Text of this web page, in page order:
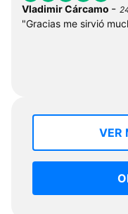
Vladimir Cárcamo -
"Gracias me sirvió
VER